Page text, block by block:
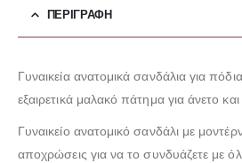
ΠΕΡΙΓΡΑΦΉ
Γυναικεία ανατομικά σανδάλια για
εξαιρετικά μαλακό πάτημα για άνετο
Γυναικείο ανατομικό σανδάλι με
αποχρώσεις για να το συνδυάζετε με